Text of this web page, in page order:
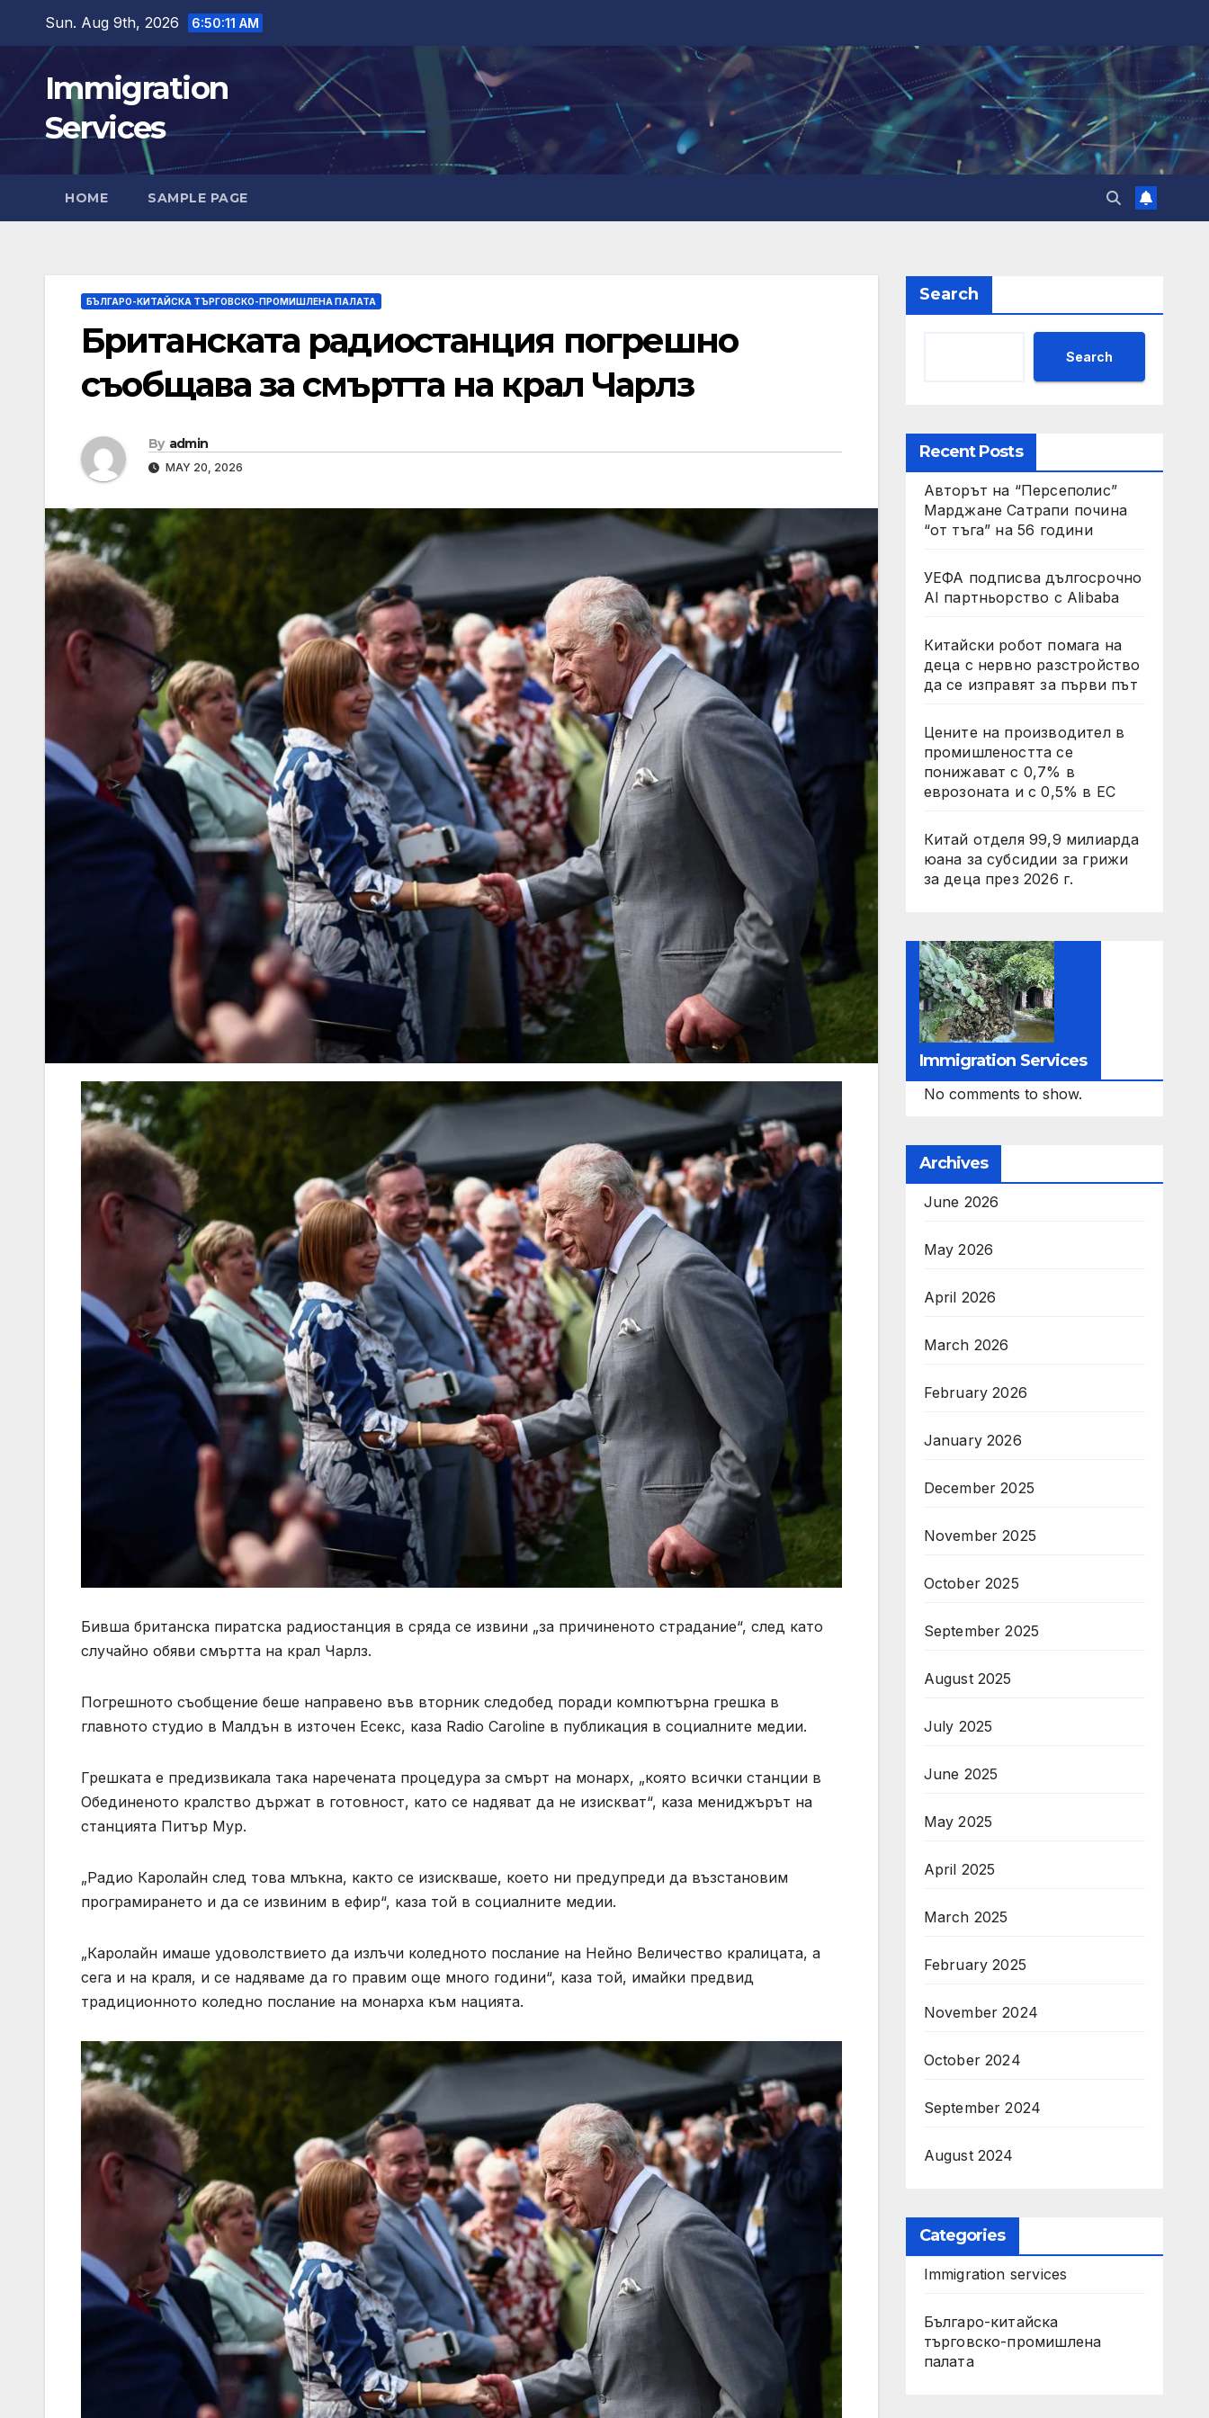
content
Sun. Aug 9th, 2026 6:50:13 AM
Immigration
Services
HOME SAMPLE PAGE
БЪЛГАРО-КИТАЙСКА ТЪРГОВСКО-ПРОМИШЛЕНА ПАЛАТА
Британската радиостанция погрешно
съобщава за смъртта на крал Чарлз
By admin
MAY 20, 2026
Бивша британска пиратска радиостанция в сряда се извини „за причиненото страдание“, след като
случайно обяви смъртта на крал Чарлз.
Погрешното съобщение беше направено във вторник следобед поради компютърна грешка в
главното студио в Малдън в източен Есекс, каза Radio Caroline в публикация в социалните медии.
Грешката е предизвикала така наречената процедура за смърт на монарх, „която всички станции в
Обединеното кралство държат в готовност, като се надяват да не изискват“, каза мениджърът на
станцията Питър Мур.
„Радио Каролайн след това млъкна, както се изискваше, което ни предупреди да възстановим
програмирането и да се извиним в ефир“, каза той в социалните медии.
„Каролайн имаше удоволствието да излъчи коледното послание на Нейно Величество кралицата, а
сега и на краля, и се надяваме да го правим още много години“, каза той, имайки предвид
традиционното коледно послание на монарха към нацията.
Search
Search
Recent Posts
Авторът на “Персеполис”
Марджане Сатрапи почина
“от тъга” на 56 години
УЕФА подписва дългосрочно
AI партньорство с Alibaba
Китайски робот помага на
деца с нервно разстройство
да се изправят за първи път
Цените на производител в
промишлеността се
понижават с 0,7% в
еврозоната и с 0,5% в ЕС
Китай отделя 99,9 милиарда
юана за субсидии за грижи
за деца през 2026 г.
Immigration Services
No comments to show.
Archives
June 2026
May 2026
April 2026
March 2026
February 2026
January 2026
December 2025
November 2025
October 2025
September 2025
August 2025
July 2025
June 2025
May 2025
April 2025
March 2025
February 2025
November 2024
October 2024
September 2024
August 2024
Categories
Immigration services
Българо-китайска
търговско-промишлена
палата